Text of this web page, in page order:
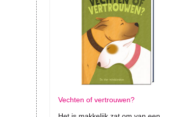
Vechten of vertrouwen?